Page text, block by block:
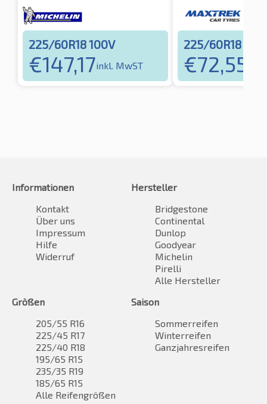
225/60R18 100V
€147,17inkl. MwST
225/60R18
€72,55
Informationen
Kontakt
Über uns
Impressum
Hilfe
Widerruf
Hersteller
Bridgestone
Continental
Dunlop
Goodyear
Michelin
Pirelli
Alle Hersteller
Größen
205/55 R16
225/45 R17
225/40 R18
195/65 R15
235/35 R19
185/65 R15
Alle Reifengrößen
Saison
Sommerreifen
Winterreifen
Ganzjahresreifen